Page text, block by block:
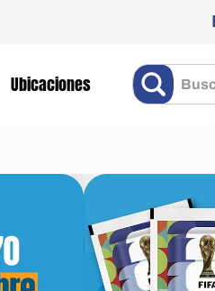
Ubicaciones
Buscar